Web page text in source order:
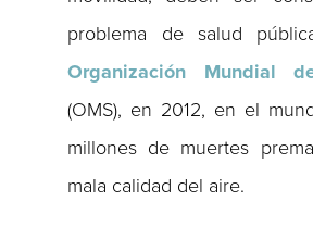
problema de salud
Organización Mundial
(OMS), en 2012, en el
millones de muertes
mala calidad del aire.